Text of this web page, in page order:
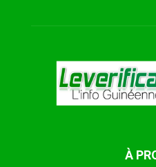
À